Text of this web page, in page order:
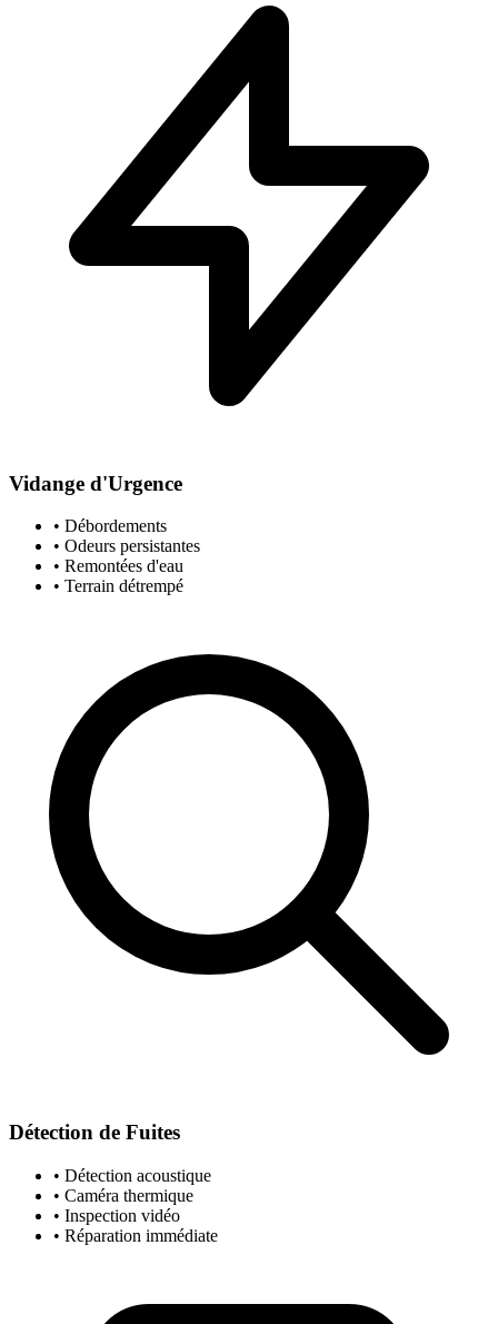
Vidange d'Urgence
• Débordements
• Odeurs persistantes
• Remontées d'eau
• Terrain détrempé
Détection de Fuites
• Détection acoustique
• Caméra thermique
• Inspection vidéo
• Réparation immédiate